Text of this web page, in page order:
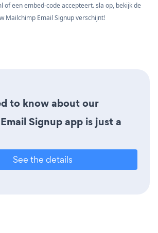
of een embed-code accepteert. sla op, bekijk de
Mailchimp Email Signup verschijnt!
to know about our
Signup app is just a
See the details